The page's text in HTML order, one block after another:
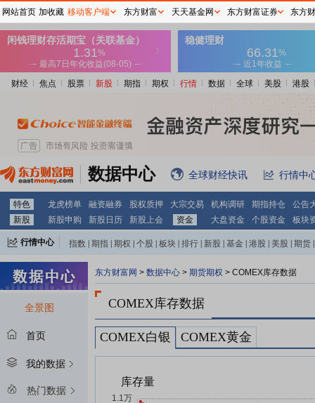
财经 焦点 股票 新股 期指 期权 行情 数据 全球 美股 港股
数据中心 全球财经快讯 行情中
特色 龙虎榜单 融资融券 股权质押 大宗交易 机构调研 期指持仓
公告
新股
新股申购 新股日历 新股上会 资金 大盘资金 个股资金 板块
行情中心 指数 期指 期权 个股 板块 排行 新股 基金 港股 美股 期货
全景图
首页
我的数据
热门数据
东方财富网 > 数据中心 > 期货期权 > COMEX库存数据
COMEX库存数据
COMEX白银 COMEX黄金
网站首页 加收藏 移动客户端 东方财富 天天基金网 东方财富证券 东方